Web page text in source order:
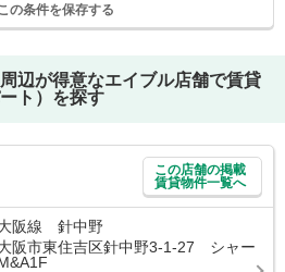
の条件を保存する
周辺が得意なエイブル店舗で賃貸
ト）を探す
この店舗の掲載
賃貸物件一覧へ
阪線 針中野
阪市東住吉区針中野3-1-27 シャー